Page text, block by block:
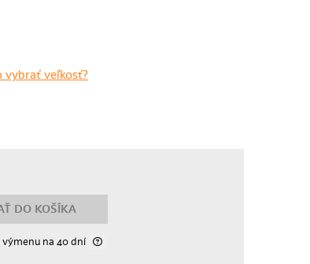
vybrať veľkosť?
DO KOŠÍKA
výmenu na 40 dní